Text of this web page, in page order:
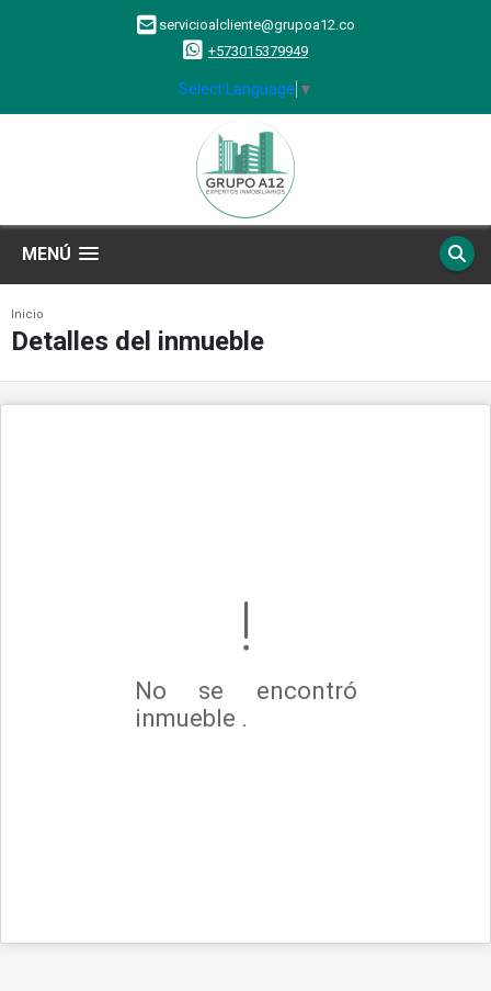
servicioalcliente@grupoa12.co
+573015379949
Select Language ▼
MENÚ
Inicio
Detalles del inmueble
No se encontró
inmueble .